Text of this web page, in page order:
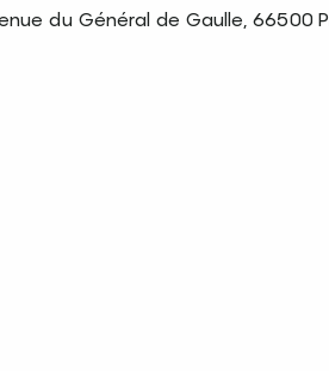
du Général de Gaulle, 66500